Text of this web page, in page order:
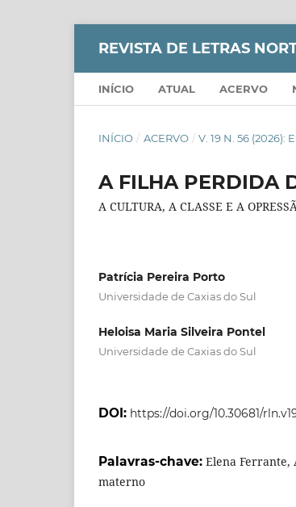
REVISTA DE LETRAS
INÍCIO ATUAL ACERVO
INÍCIO / ACERVO / V. 19 N. 56 (2026):
A FILHA PERDIDA
A CULTURA, A CLASSE E A
Patrícia Pereira Porto
Universidade de Caxias do Sul
Heloisa Maria Silveira Pontel
Universidade de Caxias do Sul
DOI: https://doi.org/10.30681/
Palavras-chave: Elena Ferrante,
materno